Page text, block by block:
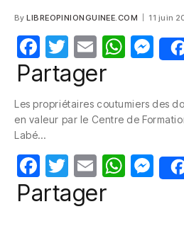
By LIBREOPINIONGUINEE.COM 11 juin
F
a
e
b
o
o
k
T
w
itt
er
E
m
W
s
p
p
M
e
e
g
er
Partager
Les propriétaires coutumiers des
en valeur par le Centre de
Labé…
F
a
T
w
itt
E
m
W M
e
Partager